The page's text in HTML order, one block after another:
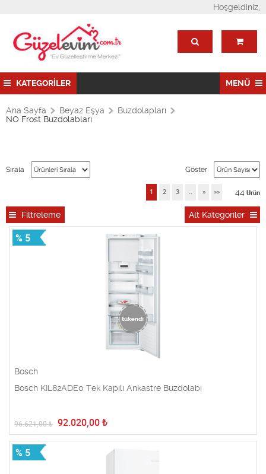
Hoşgeldiniz,
KATEGORİLER MENÜ
Ana Sayfa Beyaz Eşya
Buzdolapları
NO Frost Buzdolabları
Sırala Göster
44 Ürün
1 2 3 .. » »»
Filtreleme Alt Kategoriler
% 5
Bosch
Bosch KIL82ADE0 Tek Kapılı Ankastre Buzdolabı
96.621,00₺ 92.020,00 ₺
% 5